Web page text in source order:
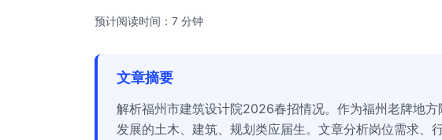
预计阅读时间：7 分钟
文章摘要
解析福州市建筑设计院2026春招情况。作为福州老牌地
发展的土木、建筑、规划类应届生。文章分析岗位需求、